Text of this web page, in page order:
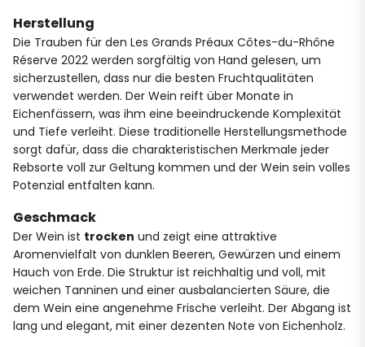
Herstellung
Die Trauben für den Les Grands Préaux Côtes-du-Rhône
Réserve 2022 werden sorgfältig von Hand gelesen, um
sicherzustellen, dass nur die besten Fruchtqualitäten
verwendet werden. Der Wein reift über Monate in
Eichenfässern, was ihm eine beeindruckende Komplexität
und Tiefe verleiht. Diese traditionelle Herstellungsmethode
sorgt dafür, dass die charakteristischen Merkmale jeder
Rebsorte voll zur Geltung kommen und der Wein sein volles
Potenzial entfalten kann.
Geschmack
Der Wein ist trocken und zeigt eine attraktive
Aromenvielfalt von dunklen Beeren, Gewürzen und einem
Hauch von Erde. Die Struktur ist reichhaltig und voll, mit
weichen Tanninen und einer ausbalancierten Säure, die
dem Wein eine angenehme Frische verleiht. Der Abgang ist
lang und elegant, mit einer dezenten Note von Eichenholz.